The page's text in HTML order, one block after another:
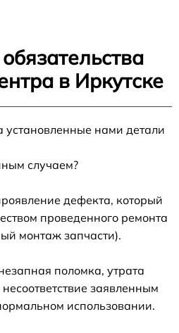
в Иркутске
установленные нами детали
случаем?
дефекта, который
проведенного ремонта
монтаж запчасти).
поломка, утрата
заявленным
использовании.